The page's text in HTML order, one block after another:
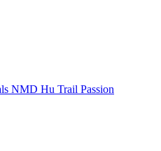
NMD Hu Trail Passion